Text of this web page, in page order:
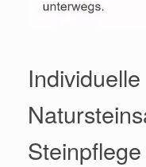
Individuelle